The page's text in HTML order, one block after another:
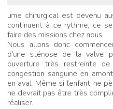
ume chirurgical est devenu
continuent à ce rythme, ce
faire des missions chez nous.
Nous allons donc
d’une sténose de la valve
ouverture très restreinte
congestion sanguine en
en aval. Même si l’enfant ne
ne devrait pas être très
réaliser.